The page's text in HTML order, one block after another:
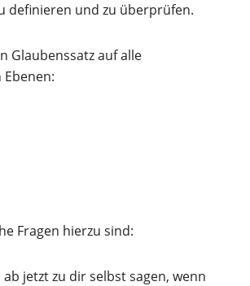
definieren und zu überprüfen.
Glaubenssatz auf alle
Fragen hierzu sind:
jetzt zu dir selbst sagen, wenn